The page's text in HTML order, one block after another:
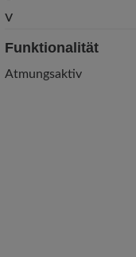
Funktionalität
Atmungsaktiv